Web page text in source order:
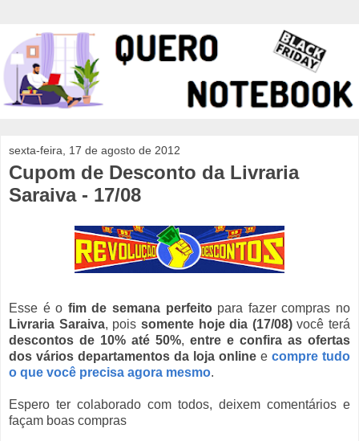
sexta-feira, 17 de agosto de 2012
Cupom de Desconto da Livraria
Saraiva - 17/08
Esse é o fim de semana perfeitopara fazer compras no
Livraria Saraiva, pois somente hoje dia (17/08)você terá
descontos de 10% até 50%, entre e confira as ofertas
dos vários departamentos da loja online e compre tudo
o que você precisa agora mesmo.
Espero ter colaborado com todos, deixem comentários e
façam boas compras